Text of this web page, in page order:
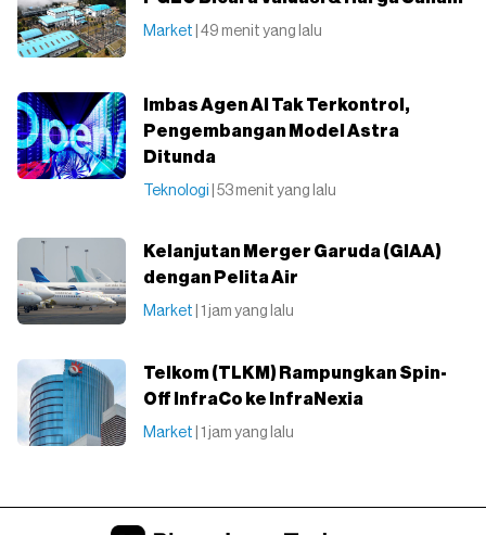
Market | 49 menit yang lalu
Imbas Agen AI Tak Terkontrol,
Pengembangan Model Astra
Ditunda
Teknologi | 53 menit yang lalu
Kelanjutan Merger Garuda (GIAA)
dengan Pelita Air
Market | 1 jam yang lalu
Telkom (TLKM) Rampungkan Spin-
Off InfraCo ke InfraNexia
Market | 1 jam yang lalu